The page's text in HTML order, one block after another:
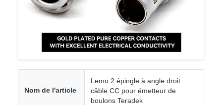
Nom de l'article
Lemo 2 épingle à angle droit
câble CC pour émetteur de
boulons Teradek